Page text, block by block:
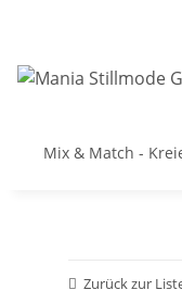
Mix & Match -
Zurück zur